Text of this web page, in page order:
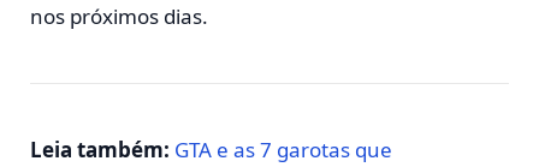
nos próximos dias.
Leia também: GTA e as 7 garotas que